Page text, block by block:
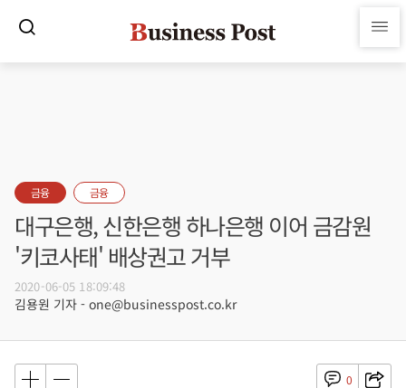
금융 금융
대구은행, 신한은행 하나은행 이어 금감원
'키코사태' 배상권고 거부
2020-06-05 18:09:48
김용원 기자 - one@businesspost.co.kr
0